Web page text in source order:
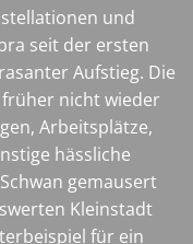
und
seit der ersten
Aufstieg. Die
nicht wieder
Arbeitsplätze,
hässliche
gemausert
Kleinstadt
für ein